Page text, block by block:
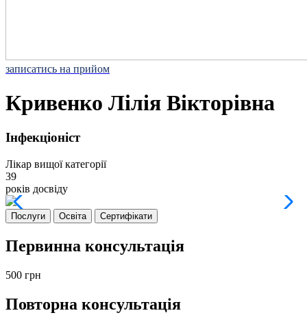
записатись на прийом
Кривенко Лілія Вікторівна
Інфекціоніст
Лікар вищої категорії
39
років досвіду
Послуги Освіта Сертифікати
Первинна консультація
500 грн
Повторна консультація